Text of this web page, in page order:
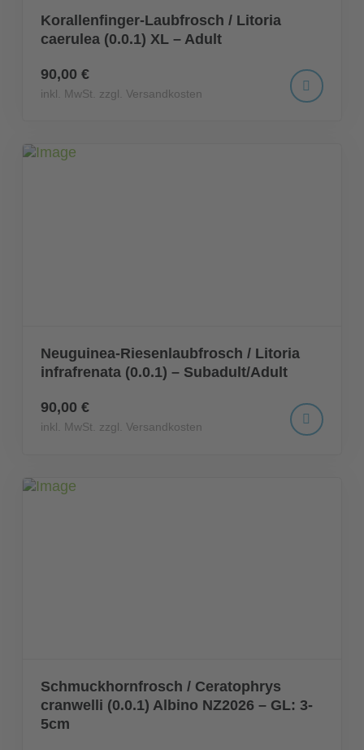
Korallenfinger-Laubfrosch / Litoria
caerulea (0.0.1) XL – Adult
90,00 €
inkl. MwSt. zzgl. Versandkosten
Neuguinea-Riesenlaubfrosch / Litoria
infrafrenata (0.0.1) – Subadult/Adult
90,00 €
inkl. MwSt. zzgl. Versandkosten
Schmuckhornfrosch / Ceratophrys
cranwelli (0.0.1) Albino NZ2026 – GL: 3-
5cm